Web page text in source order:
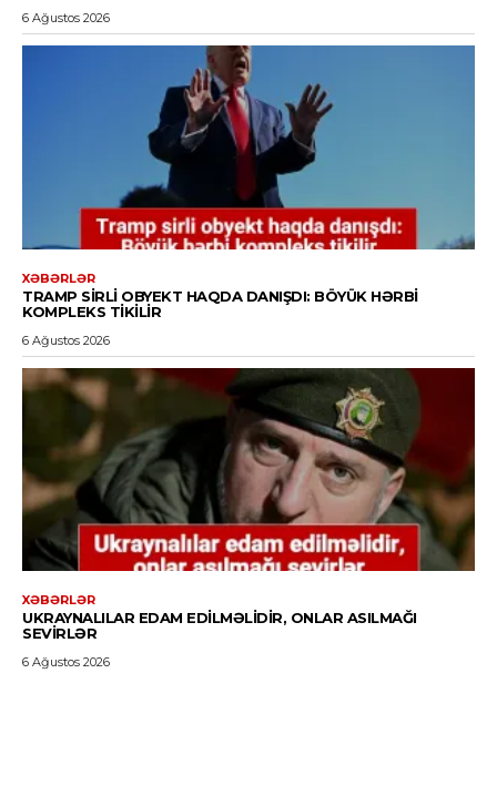
6 Ağustos 2026
XƏBƏRLƏR
TRAMP SIRLI OBYEKT HAQDA DANIŞDI: BÖYÜK HƏRBI
KOMPLEKS TIKILIR
6 Ağustos 2026
XƏBƏRLƏR
UKRAYNALILAR EDAM EDILMƏLIDIR, ONLAR ASILMAĞI
SEVIRLƏR
6 Ağustos 2026